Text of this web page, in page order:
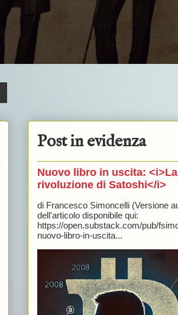
Post in evidenza
Nuovo libro in uscita: <i>La
rivoluzione di Satoshi</i>
di Francesco Simoncelli (Versione
dell'articolo disponibile qui:
https://open.substack.com/pub/
nuovo-libro-in-uscita...